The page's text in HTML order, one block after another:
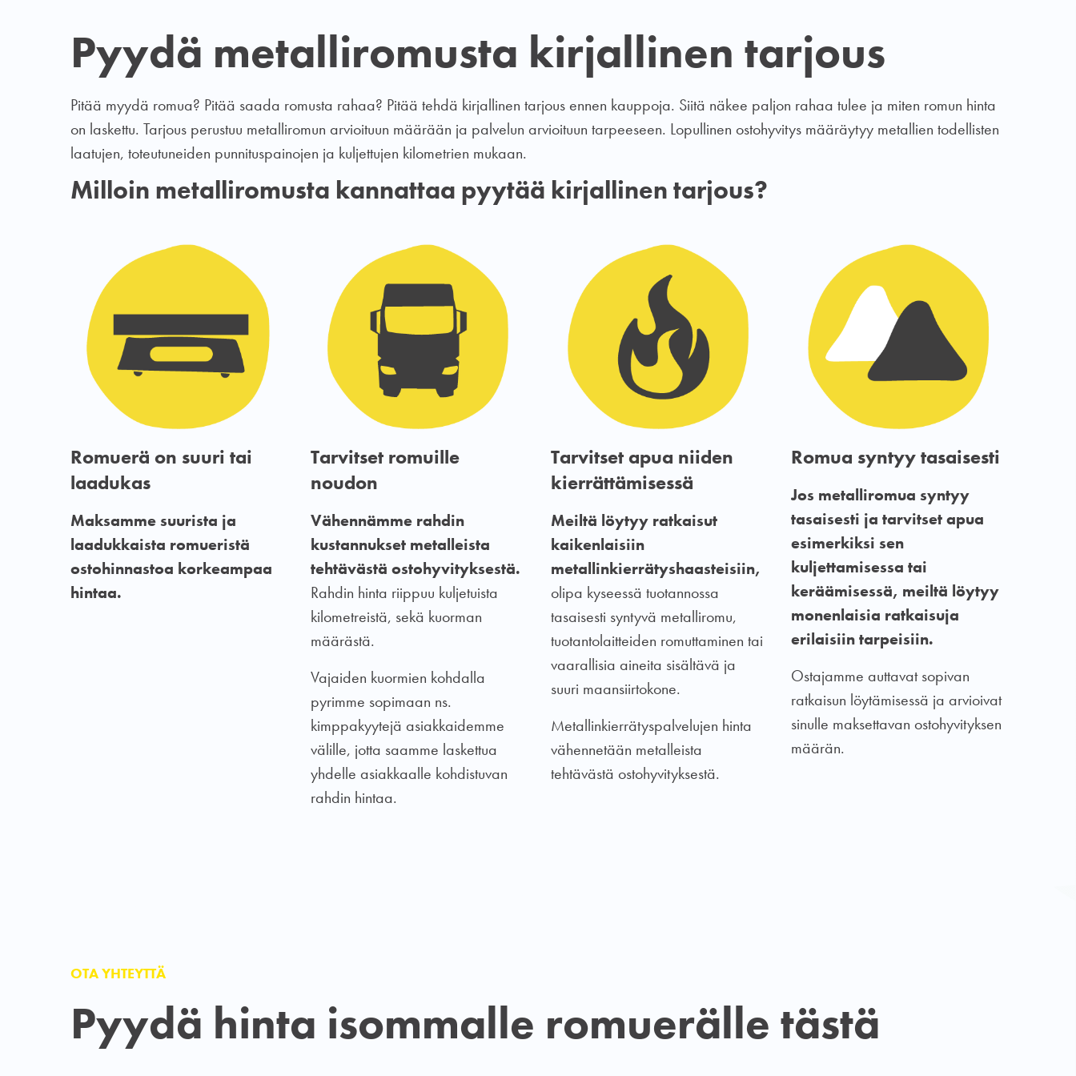
Pyydä metalliromusta kirjallinen tarjous
Pitää myydä romua? Pitää saada romusta rahaa? Pitää tehdä kirjallinen tarjous ennen kauppoja. Siitä näkee paljon rahaa tulee ja miten romun hinta
on laskettu. Tarjous perustuu metalliromun arvioituun määrään ja palvelun arvioituun tarpeeseen. Lopullinen ostohyvitys määräytyy metallien todellisten
laatujen, toteutuneiden punnituspainojen ja kuljettujen kilometrien mukaan.
Milloin metalliromusta kannattaa pyytää kirjallinen tarjous?
Romuerä on suuri tai
laadukas
Maksamme suurista ja
laadukkaista romueristä
ostohinnastoa korkeampaa
hintaa.
Tarvitset romuille
noudon
Vähennämme rahdin
kustannukset metalleista
tehtävästä ostohyvityksestä.
Rahdin hinta riippuu kuljetuista
kilometreistä, sekä kuorman
määrästä.
Vajaiden kuormien kohdalla
pyrimme sopimaan ns.
kimppakyytejä asiakkaidemme
välille, jotta saamme laskettua
yhdelle asiakkaalle kohdistuvan
rahdin hintaa.
Tarvitset apua niiden
kierrättämisessä
Meiltä löytyy ratkaisut
kaikenlaisiin
metallinkierrätyshaasteisiin,
olipa kyseessä tuotannossa
tasaisesti syntyvä metalliromu,
tuotantolaitteiden romuttaminen tai
vaarallisia aineita sisältävä ja
suuri maansiirtokone.
Metallinkierrätyspalvelujen hinta
vähennetään metalleista
tehtävästä ostohyvityksestä.
Romua syntyy tasaisesti
Jos metalliromua syntyy
tasaisesti ja tarvitset apua
esimerkiksi sen
kuljettamisessa tai
keräämisessä, meiltä löytyy
monenlaisia ratkaisuja
erilaisiin tarpeisiin.
Ostajamme auttavat sopivan
ratkaisun löytämisessä ja arvioivat
sinulle maksettavan ostohyvityksen
määrän.
OTA YHTEYTTÄ
Pyydä hinta isommalle romuerälle tästä